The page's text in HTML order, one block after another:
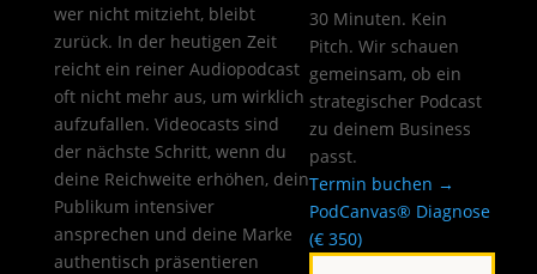
wer nicht mitzieht, bleibt
zurück. In der heutigen Zeit
reicht ein reiner Audiopodcast
oft nicht mehr aus, um wirklich
aufzufallen. Videocasts sind
der nächste Schritt, wenn du
deine Reichweite erhöhen, dein
Publikum intensiver
ansprechen und deine Marke
authentisch präsentieren
30 Minuten. Kein
Pitch. Wir schauen
gemeinsam, ob ein
strategischer Podcast
zu deinem Business
passt.
Termin buchen →
PodCanvas® Diagnose
(€ 350)